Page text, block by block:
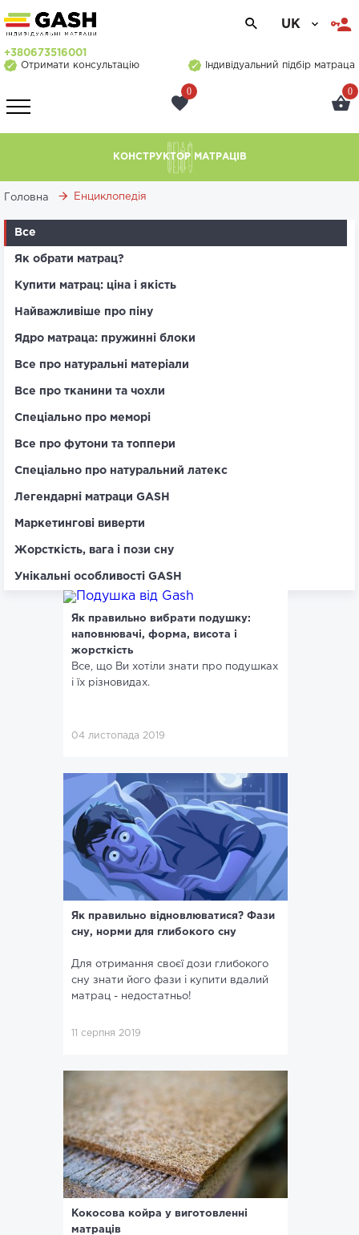
UK
+380673516001
Отримати консультацію
Індивідуальний підбір матраца
0 0
КОНСТРУКТОР МАТРАЦІВ
Головна Енциклопедія
Все
Як обрати матрац?
Купити матрац: ціна і якість
Найважливіше про піну
Ядро матраца: пружинні блоки
Все про натуральні матеріали
Все про тканини та чохли
Спеціально про меморі
Все про футони та топпери
Спеціально про натуральний латекс
Легендарні матраци GASH
Маркетингові виверти
Жорсткість, вага і пози сну
Унікальні особливості GASH
Як правильно вибрати подушку:
наповнювачі, форма, висота і
жорсткість
Все, що Ви хотіли знати про подушках
і їх різновидах.
04 листопада 2019
Як правильно відновлюватися? Фази
сну, норми для глибокого сну
Для отримання своєї дози глибокого
сну знати його фази і купити вдалий
матрац - недостатньо!
11 серпня 2019
Кокосова койра у виготовленні
матраців